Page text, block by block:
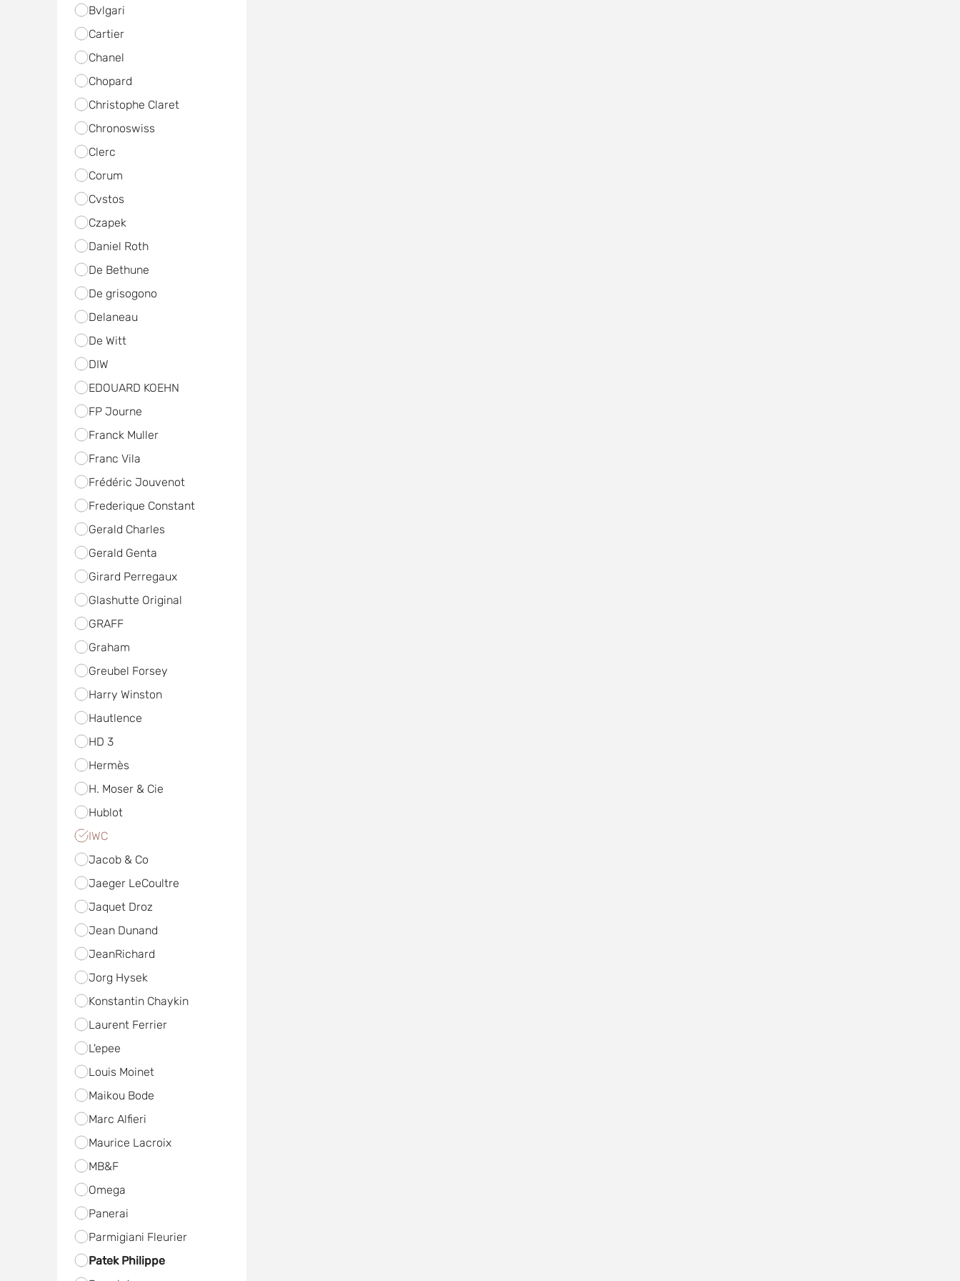
Bvlgari
Cartier
Chanel
Chopard
Christophe Claret
Chronoswiss
Clerc
Corum
Cvstos
Czapek
Daniel Roth
De Bethune
De grisogono
Delaneau
De Witt
DIW
EDOUARD KOEHN
FP Journe
Franck Muller
Franc Vila
Frédéric Jouvenot
Frederique Constant
Gerald Charles
Gerald Genta
Girard Perregaux
Glashutte Original
GRAFF
Graham
Greubel Forsey
Harry Winston
Hautlence
HD 3
Hermès
H. Moser & Cie
Hublot
IWC
Jacob & Co
Jaeger LeCoultre
Jaquet Droz
Jean Dunand
JeanRichard
Jorg Hysek
Konstantin Chaykin
Laurent Ferrier
L'epee
Louis Moinet
Maikou Bode
Marc Alfieri
Maurice Lacroix
MB&F
Omega
Panerai
Parmigiani Fleurier
Patek Philippe